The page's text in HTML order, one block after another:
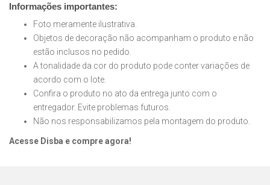
Informações importantes:
Foto meramente ilustrativa.
Objetos de decoração não acompanham o produto e não
estão inclusos no pedido.
A tonalidade da cor do produto pode conter variações de
acordo com o lote.
Confira o produto no ato da entrega junto com o
entregador. Evite problemas futuros.
Não nos responsabilizamos pela montagem do produto.
Acesse Disba e compre agora!